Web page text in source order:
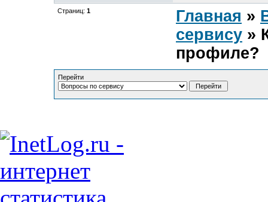
Страниц: 1 Главная »
сервису »
профиле?
Перейти